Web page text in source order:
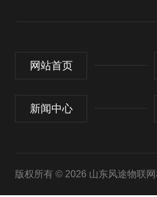
网站首页
新闻中心
版权所有 © 2026 山东风途物联网